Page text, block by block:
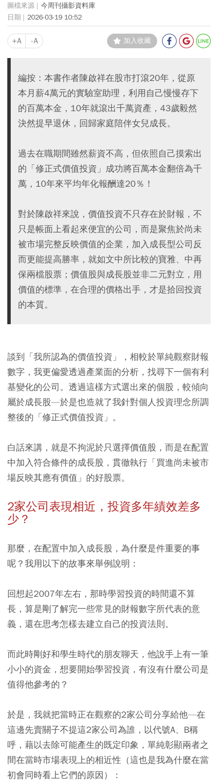
今周刊攝影資料庫
2026-03-19 10:52
+A -A 加入收藏
編按：本書作者陳啟祥在股市打滾20年，從原
本月薪4萬元的實驗室助理，利用自己慢慢存下
的百萬本金，10年就滾出千萬資產，43歲毅然
決然提早退休，回歸家庭陪伴女兒成長。
過去在職期間雖然薪資不高，但依照自己摸索出
的「修正式價值投資」成功將百萬本金翻倍為千
萬，10年來平均年化報酬達20％！
對於陳啟祥來說，價值投資不只存在於財報，不
只是帳面上看起來便宜的公司，而是聚焦於尚未
被市場完整反映價值的企業，加入成長型公司反
而更能提高勝率，就如文中所比較的寶雅、中再
保兩檔股票；價值股與成長股並非二元對立，用
價值的標準，在合理的價格出手，才是拾回投資
的本質。
談到「我所認為的價值投資」，相較於單純觀察財報
數字，我更偏愛透過產業面的分析，找尋下一個有利
基變化的公司。透過這樣方式選出來的個股，較傾向
屬於成長股—於是也造就了我針對個人投資理念所調
整後的「修正式價值投資」。
白話來講，就是不拘泥於只選擇價值股，而是在配置
中加入符合條件的成長股，貫徹執行「買進尚未被市
場反映其應有價值」的好股票。
2家公司表現相近，投資多年績效差多
少？
那麼，在配置中加入成長股，為什麼是件重要的事
呢？我用以下的故事來舉例說明：
回想起2007年左右，那時學習投資的時間還不算
長，算是剛了解完一些常見的財報數字所代表的意
義，還在思考怎樣去建立自己的投資法則。
而此時剛好和學生時代的朋友聊天，他說手上有一筆
小小的資金，想要開始學習投資，有沒有什麼公司是
值得他參考的？
於是，我就把當時正在觀察的2家公司分享給他—在
這邊先賣關子不提這2家公司為誰，以代號A、B稱
呼，藉以去除可能產生的既定印象，單純彰顯兩者之
間在當時市場表現上的相近性（這也是我為什麼在當
初會同時看上它們的原因）：